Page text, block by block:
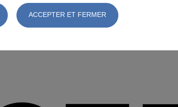
ACCEPTER ET FERMER